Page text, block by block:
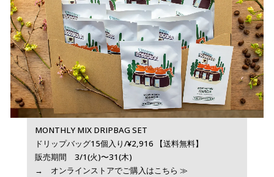
MONTHLY MIX DRIPBAG SET
ドリップバッグ15個入り/¥2,916 【送料無料】
販売期間 3/1(火)〜31(木)
→ オンラインストアでご購入はこちら ≫